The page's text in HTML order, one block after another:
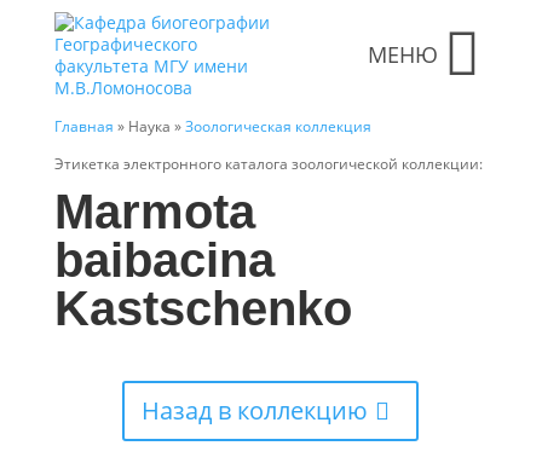
МЕНЮ
Главная » Наука »Зоологическая коллекция
Этикетка электронного каталога зоологической коллекции:
Marmota
baibacina
Kastschenko
Назад в коллекцию